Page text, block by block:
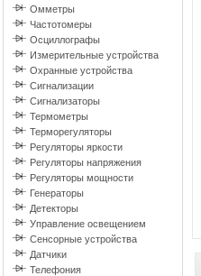
Омметры
Частотомеры
Осциллографы
Измерительные устройства
Охранные устройства
Сигнализации
Сигнализаторы
Термометры
Терморегуляторы
Регуляторы яркости
Регуляторы напряжения
Регуляторы мощности
Генераторы
Детекторы
Управление освещением
Сенсорные устройства
Датчики
Телефония